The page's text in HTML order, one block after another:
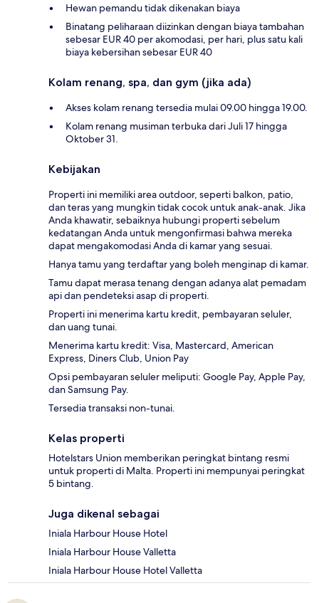
Hewan pemandu tidak dikenakan biaya
Binatang peliharaan diizinkan dengan biaya tambahan
sebesar EUR 40 per akomodasi, per hari, plus satu kali
biaya kebersihan sebesar EUR 40
Kolam renang, spa, dan gym (jika ada)
Akses kolam renang tersedia mulai 09.00 hingga 19.00.
Kolam renang musiman terbuka dari Juli 17 hingga
Oktober 31.
Kebijakan
Properti ini memiliki area outdoor, seperti balkon, patio,
dan teras yang mungkin tidak cocok untuk anak-anak. Jika
Anda khawatir, sebaiknya hubungi properti sebelum
kedatangan Anda untuk mengonfirmasi bahwa mereka
dapat mengakomodasi Anda di kamar yang sesuai.
Hanya tamu yang terdaftar yang boleh menginap di kamar.
Tamu dapat merasa tenang dengan adanya alat pemadam
api dan pendeteksi asap di properti.
Properti ini menerima kartu kredit, pembayaran seluler,
dan uang tunai.
Menerima kartu kredit: Visa, Mastercard, American
Express, Diners Club, Union Pay
Opsi pembayaran seluler meliputi: Google Pay, Apple Pay,
dan Samsung Pay.
Tersedia transaksi non-tunai.
Kelas properti
Hotelstars Union memberikan peringkat bintang resmi
untuk properti di Malta. Properti ini mempunyai peringkat
5 bintang.
Juga dikenal sebagai
Iniala Harbour House Hotel
Iniala Harbour House Valletta
Iniala Harbour House Hotel Valletta